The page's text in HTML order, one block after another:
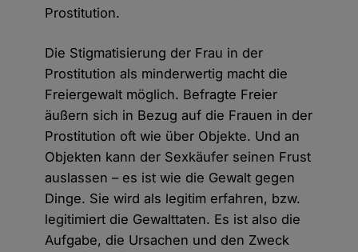
Prostitution.
Die Stigmatisierung der Frau in der
Prostitution als minderwertig macht die
Freiergewalt möglich. Befragte Freier
äußern sich in Bezug auf die Frauen in der
Prostitution oft wie über Objekte. Und an
Objekten kann der Sexkäufer seinen Frust
auslassen – es ist wie die Gewalt gegen
Dinge. Sie wird als legitim erfahren, bzw.
legitimiert die Gewalttaten. Es ist also die
Aufgabe, die Ursachen und den Zweck